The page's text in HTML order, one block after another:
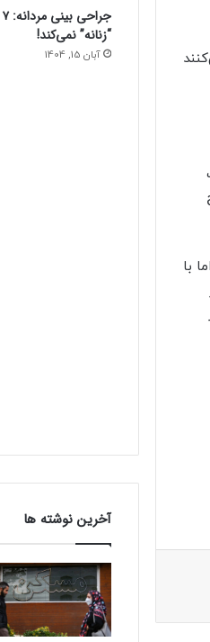
باشد اما با
“زنانه” نمی‌کند!
آبان 15, 1404
آخرین نوشته ها